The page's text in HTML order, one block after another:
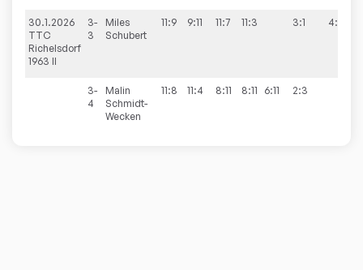
30.1.2026
TTC
Richelsdorf
1963 II
3-
3
Miles
Schubert
11:9 9:11 11:7 11:3 3:1 4:6
3-
4
Malin
Schmidt-
Wecken
11:8 11:4 8:11 8:11 6:11 2:3